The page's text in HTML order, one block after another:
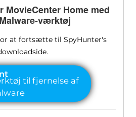
MovieCenter Home med
værktøj
for at fortsætte til SpyHunter's